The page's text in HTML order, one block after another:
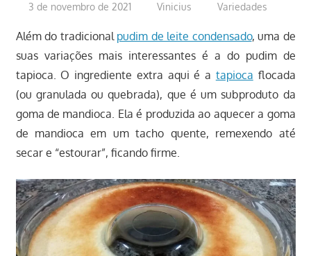
3 de novembro de 2021 Vinicius Variedades
Além do tradicional pudim de leite condensado, uma de
suas variações mais interessantes é a do pudim de
tapioca. O ingrediente extra aqui é a tapioca flocada
(ou granulada ou quebrada), que é um subproduto da
goma de mandioca. Ela é produzida ao aquecer a goma
de mandioca em um tacho quente, remexendo até
secar e “estourar”, ficando firme.